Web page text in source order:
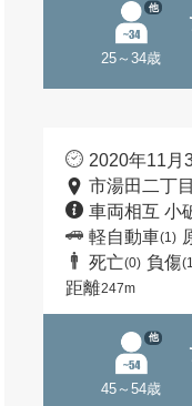
25～34歳
他
2020年11月
市湯田二丁
車両相互 小
軽自動車(1)
死亡(0) 負傷
距離247m
45～54歳
他